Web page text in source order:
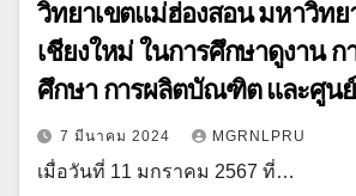
วิทยาเขตแม่ฮ่องสอน มหาวิท
เชียงใหม่ ในการศึกษาดูงาน ก
ศึกษา การผลิตบัณฑิต และศูน
สุขภาพ มหาวิทยาลัยราชภัฏลำ
7 มีนาคม 2024 MGRNLPRU
เมื่อวันที่ 11 มกราคม 2567 ที่…